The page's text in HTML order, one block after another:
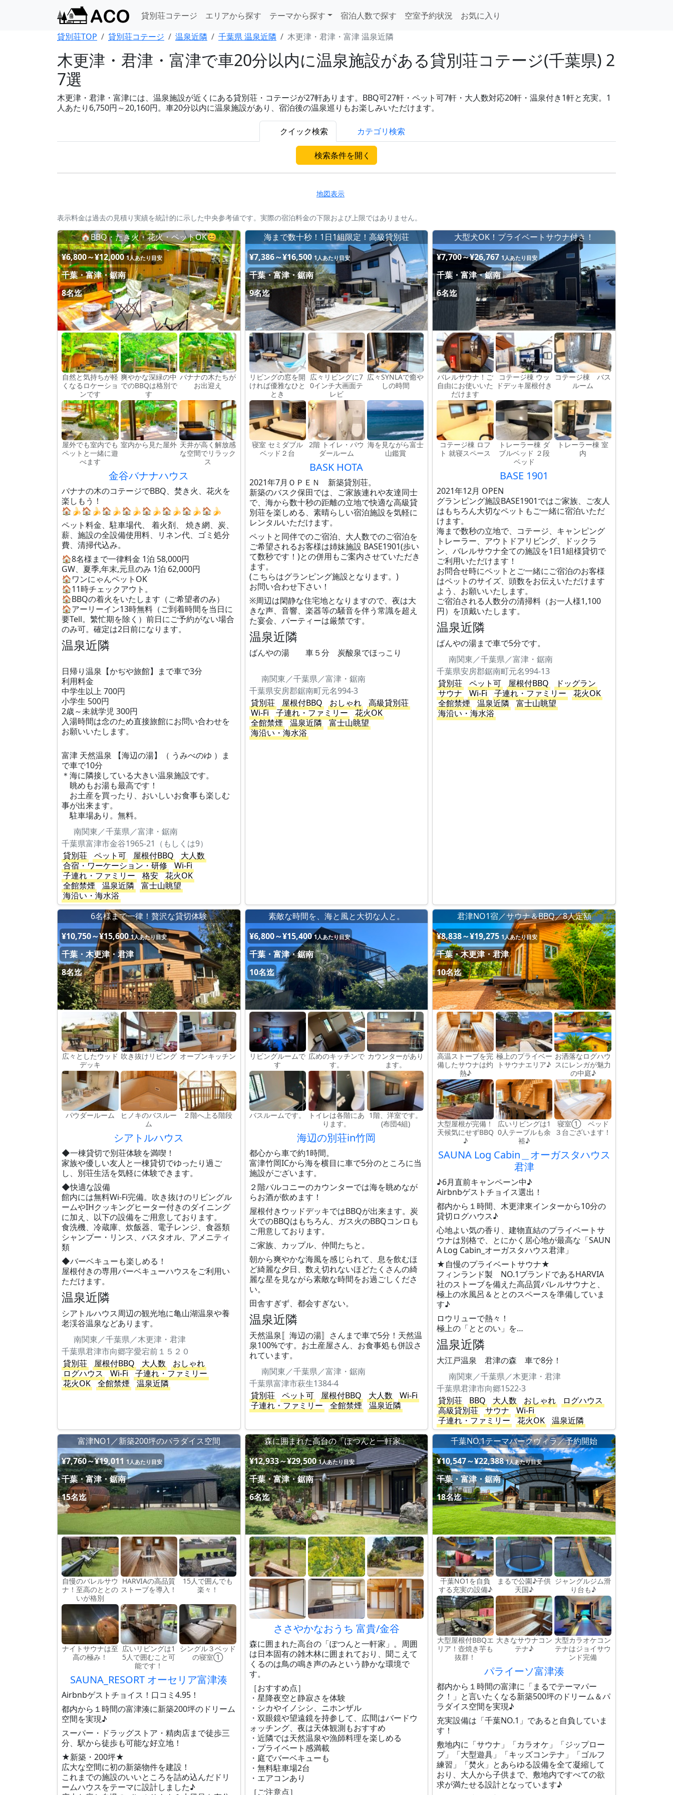
貸別荘コテージ エリアから探す テーマから探す 宿泊人数で探す 空室予約状況
お気に入り
貸別荘TOP
貸別荘コテージ 温泉近隣 千葉県 温泉近隣 木更津・君津・富津 温泉近隣
木更津・君津・富津で車20分以内に温泉施設がある貸別荘コテージ(千葉県) 2
7選
木更津・君津・富津には、温泉施設が近くにある貸別荘・コテージが27軒あります。BBQ可27軒・ペット可7軒・大人数対応20軒・温泉付き1軒と充実。1
人あたり6,750円～20,160円。車20分以内に温泉施設があり、宿泊後の温泉巡りもお楽しみいただけます。
クイック検索 カテゴリ検索
検索条件を開く
地図表示
表示料金は過去の見積り実績を統計的に示した中央参考値です。実際の宿泊料金の下限および上限ではありません。
🏠BBQ・たき火・花火・ペットOK😊
¥6,800～¥12,000 1人あたり目安
千葉・富津・鋸南
8名迄
自然と気持ちが軽
くなるロケーショ
ンです
爽やかな深緑の中
でのBBQは格別で
す
バナナの木たちが
お出迎え
屋外でも室内でも
ペットと一緒に遊
べます
室内から見た屋外 天井が高く解放感
な空間でリラック
ス
金谷バナナハウス
バナナの木のコテージでBBQ、焚き火、花火を
楽しもう！
🏠🍌🏠🍌🏠🍌🏠🍌🏠🍌🏠🍌🏠🍌🏠🍌
ペット料金、駐車場代、 着火剤、 焼き網、炭、
薪、施設の全設備使用料、リネン代、ゴミ処分
費、清掃代込み。
🏠8名様まで一律料金 1泊 58,000円
GW、夏季,年末,元旦のみ 1泊 62,000円
🏠ワンにゃんペットOK
🏠11時チェックアウト。
🏠BBQの着火をいたします（ご希望者のみ）
🏠アーリーイン13時無料（ご到着時間を当日に
要Tell。繁忙期を除く）前日にご予約がない場合
のみ可。確定は2日前になります。
温泉近隣
日帰り温泉【かぢや旅館】まで車で3分
利用料金
中学生以上 700円
小学生 500円
2歳～未就学児 300円
入湯時間は念のため直接旅館にお問い合わせを
お願いいたします。
富津 天然温泉 【海辺の湯】（ うみべのゆ ）ま
で車で10分
＊海に隣接している大きい温泉施設です。
眺めもお湯も最高です！
お土産を買ったり、おいしいお食事も楽しむ
事が出来ます。
駐車場あり。無料。
南関東／千葉県／富津・鋸南
千葉県富津市金谷1965-21（もしくは9）
貸別荘
ペット可 屋根付BBQ
大人数
合宿・ワーケーション・研修
Wi-Fi
子連れ・ファミリー
格安
花火OK
全館禁煙
温泉近隣
富士山眺望
海沿い・海水浴
海まで数十秒！1日1組限定！高級貸別荘
¥7,386～¥16,500 1人あたり目安
千葉・富津・鋸南
9名迄
リビングの窓を開
ければ優雅なひと
とき
広々リビングに7
0インチ大画面テ
レビ
広々SYNLAで癒や
しの時間
寝室 セミダブル
ベッド２台
2階 トイレ・パウ
ダールーム
海を見ながら富士
山鑑賞
BASK HOTA
2021年7月ＯＰＥＮ 新築貸別荘。
新築のバスク保田では、ご家族連れや友達同士
で、海から数十秒の距離の立地で快適な高級貸
別荘を楽しめる、素晴らしい宿泊施設を気軽に
レンタルいただけます。
ペットと同伴でのご宿泊、大人数でのご宿泊を
ご希望されるお客様は姉妹施設 BASE1901(歩い
て数秒です！)との併用もご案内させていただき
ます。
(こちらはグランピング施設となります。)
お問い合わせ下さい！
※周辺は閑静な住宅地となりますので、夜は大
きな声、音響、楽器等の騒音を伴う常識を超え
た宴会、パーティーは厳禁です。
温泉近隣
ばんやの湯 車５分 炭酸泉でほっこり
南関東／千葉県／富津・鋸南
千葉県安房郡鋸南町元名994-3
貸別荘
屋根付BBQ おしゃれ
高級貸別荘
Wi-Fi
子連れ・ファミリー
花火OK
全館禁煙
温泉近隣
富士山眺望
海沿い・海水浴
大型犬OK！プライベートサウナ付き！
¥7,700～¥26,767 1人あたり目安
千葉・富津・鋸南
6名迄
バレルサウナ！ご
自由にお使いいた
だけます
コテージ棟 ウッ
ドデッキ屋根付き
コテージ棟 バス
ルーム
コテージ棟 ロフ
ト 就寝スペース
トレーラー棟 ダ
ブルベッド ２段
ベッド
トレーラー棟 室
内
BASE 1901
2021年12月 OPEN
グランピング施設BASE1901ではご家族、ご友人
はもちろん大切なペットもご一緒に宿泊いただ
けます。
海まで数秒の立地で、コテージ、キャンピング
トレーラー、アウトドアリビング、ドックラ
ン、バレルサウナ全ての施設を1日1組様貸切で
ご利用いただけます！
お問合せ時にペットとご一緒にご宿泊のお客様
はペットのサイズ、頭数をお伝えいただけます
よう、お願いいたします。
ご宿泊される人数分の清掃料（お一人様1,100
円）を頂戴いたします。
温泉近隣
ばんやの湯まで車で5分です。
南関東／千葉県／富津・鋸南
千葉県安房郡鋸南町元名994-13
貸別荘
ペット可 屋根付BBQ
ドッグラン
サウナ
Wi-Fi 子連れ・ファミリー
花火OK
全館禁煙
温泉近隣
富士山眺望
海沿い・海水浴
6名様まで一律！贅沢な貸切体験
¥10,750～¥15,600 1人あたり目安
千葉・木更津・君津
8名迄
広々としたウッド
デッキ
吹き抜けリビング オープンキッチン
パウダールーム
ヒノキのバスルー
ム
２階へ上る階段
シアトルハウス
◆一棟貸切で別荘体験を満喫！
家族や優しい友人と一棟貸切でゆったり過ご
し、別荘生活を気軽に体験できます。
◆快適な設備
館内には無料Wi-Fi完備。吹き抜けのリビングル
ームやIHクッキングヒーター付きのダイニング
に加え、以下の設備をご用意しております。
食洗機、冷蔵庫、炊飯器、電子レンジ、食器類
シャンプー・リンス、バスタオル、アメニティ
類
◆バーベキューも楽しめる！
屋根付きの専用バーベキューハウスをご利用い
ただけます。
温泉近隣
シアトルハウス周辺の観光地に亀山湖温泉や養
老渓谷温泉などあります。
南関東／千葉県／木更津・君津
千葉県君津市向郷字愛宕前１５２０
貸別荘
屋根付BBQ 大人数
おしゃれ
ログハウス
Wi-Fi
子連れ・ファミリー
花火OK
全館禁煙 温泉近隣
素敵な時間を、海と風と大切な人と。
¥6,800～¥15,400 1人あたり目安
千葉・富津・鋸南
10名迄
リビングルームで
す
広めのキッチンで
す。
カウンターがあり
ます。
バスルームです。
トイレは各階にあ
ります。
1階、洋室です。
(布団4組)
海辺の別荘in竹岡
都心から車で約1時間。
富津竹岡ICから海を横目に車で5分のところに当
施設がございます。
２階バルコニーのカウンターでは海を眺めなが
らお酒が飲めます！
屋根付きウッドデッキではBBQが出来ます。炭
火でのBBQはもちろん、ガス火のBBQコンロも
ご用意しております。
ご家族、カップル、仲間たちと。
朝から爽やかな海風を感じられて、息を飲むほ
ど綺麗な夕日、数え切れないほどたくさんの綺
麗な星を見ながら素敵な時間をお過ごしくださ
い。
田舎すぎず、都会すぎない。
温泉近隣
天然温泉〚海辺の湯〛さんまで車で5分！天然温
泉100%です。お土産屋さん、お食事処も併設さ
れています。
南関東／千葉県／富津・鋸南
千葉県富津市萩生1384-4
貸別荘
ペット可 屋根付BBQ 大人数
Wi-Fi
子連れ・ファミリー
全館禁煙 温泉近隣
君津NO1宿／サウナ＆BBQ／8人定額
¥8,838～¥19,275 1人あたり目安
千葉・木更津・君津
10名迄
高温ストーブを完
備したサウナは灼
熱♪
極上のプライベー
トサウナエリア♪
お洒落なログハウ
スにレンガが魅力
の中庭♪
大型屋根が完備！
天候気にせずBBQ
♪
広いリビングは1
0人テーブルも余
裕♪
寝室① ベッド
３台ございます！
SAUNA Log Cabin＿オーガスタハウス
君津
♪6月直前キャンペーン中♪
Airbnbゲストチョイス選出！
都内から１時間、木更津東インターから10分の
貸切ログハウス♪
心地よい気の香り、建物直結のプライベートサ
ウナは別格で、とにかく居心地が最高な「SAUN
A Log Cabin_オーガスタハウス君津」
★自慢のプライベートサウナ★
フィンランド製 NO.1ブランドであるHARVIA
社のストーブを備えた高品質バレルサウナと、
極上の水風呂＆ととのスペースを準備していま
す♪
ロウリューで熱々！
極上の「ととのい」を…
温泉近隣
大江戸温泉 君津の森 車で8分！
南関東／千葉県／木更津・君津
千葉県君津市向郷1522-3
貸別荘
BBQ 大人数 おしゃれ
ログハウス
高級貸別荘
サウナ
Wi-Fi
子連れ・ファミリー
花火OK
温泉近隣
富津NO1／新築200坪のパラダイス空間
¥7,760～¥19,011 1人あたり目安
千葉・富津・鋸南
15名迄
自慢のバレルサウ
ナ！至高のととの
いが格別
HARVIAの高品質
ストーブを導入！
15人で囲んでも
楽々！
ナイトサウナは至
高の極み！
広いリビングは1
5人で囲むこと可
能です！
シングル３ベッド
の寝室①
SAUNA_RESORT オーセリア富津湊
Airbnbゲストチョイス！口コミ4.95！
都内から１時間の富津湊に新築200坪のドリーム
空間を実現♪
スーパー・ドラッグストア・精肉店まで徒歩三
分、駅から徒歩も可能な好立地！
★新築・200坪★
広大な空間に初の新築物件を建設！
これまでの施設のいいところを詰め込んだドリ
ームハウスをテーマに設計しました♪
森に囲まれた高台の「ぽつんと一軒家」
¥12,933～¥29,500 1人あたり目安
千葉・富津・鋸南
6名迄
ささやかなおうち 富貴/金谷
森に囲まれた高台の「ぽつんと一軒家」。周囲
は日本固有の雑木林に囲まれており、聞こえて
くるのは鳥の鳴き声のみという静かな環境で
す。
［おすすめ点］
・星降夜空と静寂さを体験
・シカやイノシシ、ニホンザル
・双眼鏡や望遠鏡を持参して、広間はバードウ
ォッチング、夜は天体観測もおすすめ
・近隣では天然温泉や漁師料理を楽しめる
・プライベート感満載
・庭でバーベキューも
・無料駐車場2台
・エアコンあり
［ご注意点］
千葉NO.1テーマパークヴィラ／予約開始
¥10,547～¥22,388 1人あたり目安
千葉・富津・鋸南
18名迄
千葉NO1を自負
する充実の設備♪
まるで公園♪子供
天国♪
ジャングルジム滑
り台も♪
大型屋根付BBQエ
リア！壺焼き芋も
抜群！
大きなサウナコン
テナ♪
大型カラオケコン
テナはジョイサウ
ンド完備
パライーソ富津湊
都内から１時間の富津に「まるでテーマパー
ク！」と言いたくなる新築500坪のドリーム＆パ
ラダイス空間を実現♪
充実設備は「千葉NO.1」であると自負していま
す！
敷地内に「サウナ」「カラオケ」「ジップロー
プ」「大型遊具」「キッズコンテナ」「ゴルフ
練習」「焚火」とあらゆる設備を全て凝縮して
おり、大人から子供まで、敷地内ですべての欲
求が満たせる設計となっています♪